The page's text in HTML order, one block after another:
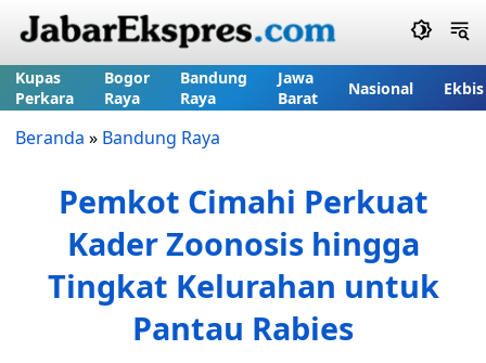
Kupas
Perkara
Bogor
Raya
Bandung
Raya
Jawa
Barat
Nasional Ekbis
Beranda » Bandung Raya
Pemkot Cimahi Perkuat
Kader Zoonosis hingga
Tingkat Kelurahan untuk
Pantau Rabies